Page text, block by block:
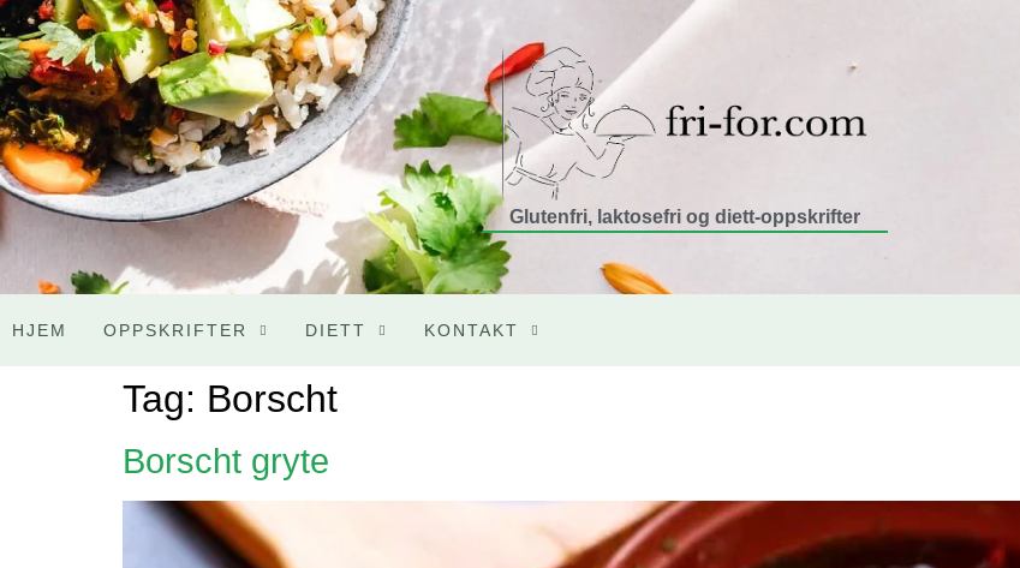
Glutenfri, laktosefri og diett-oppskrifter
HJEM OPPSKRIFTER DIETT KONTAKT
Tag: Borscht
Borscht gryte